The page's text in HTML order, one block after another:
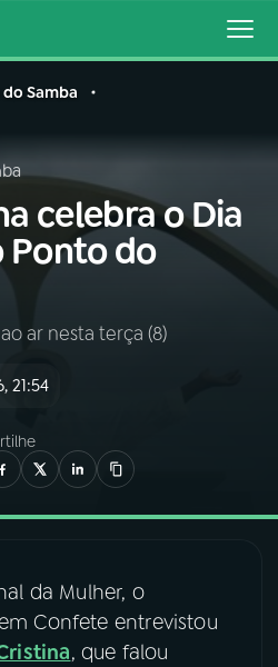
VIVO
Samba
celebra o Dia
Ponto do
ar nesta terça (8)
21:54
da Mulher, o
Confete entrevistou
, que falou